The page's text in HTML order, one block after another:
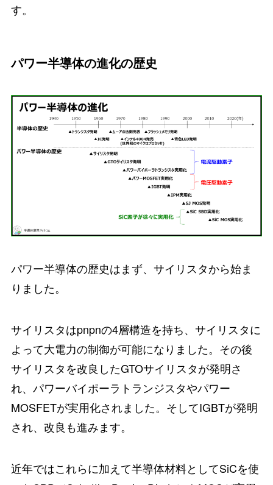
す。
パワー半導体の進化の歴史
パワー半導体の歴史はまず、サイリスタから始ま
りました。
サイリスタはpnpnの4層構造を持ち、サイリスタに
よって大電力の制御が可能になりました。その後
サイリスタを改良したGTOサイリスタが発明さ
れ、パワーバイポーラトランジスタやパワー
MOSFETが実用化されました。そしてIGBTが発明
され、改良も進みます。
近年ではこれらに加えて半導体材料としてSiCを使